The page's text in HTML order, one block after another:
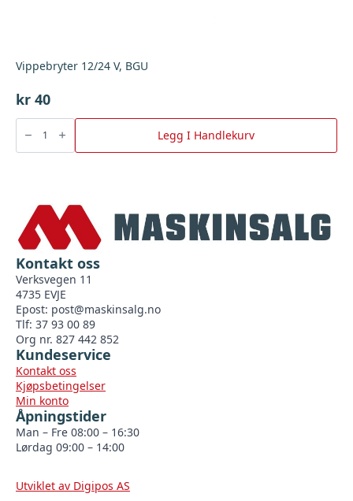
Vippebryter 12/24 V, BGU
kr 40
Vippebryter
BGU
Legg I Handlekurv
Kontakt oss
Verksvegen 11
4735 EVJE
Epost: post@maskinsalg.no
Tlf: 37 93 00 89
Org nr. 827 442 852
Kundeservice
Kontakt oss
Kjøpsbetingelser
Min konto
Åpningstider
Man – Fre 08:00 – 16:30
Lørdag 09:00 – 14:00
Utviklet av Digipos AS